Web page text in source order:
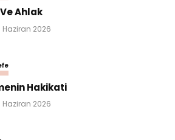
Ahlak
Haziran 2026
Hakikati
Haziran 2026